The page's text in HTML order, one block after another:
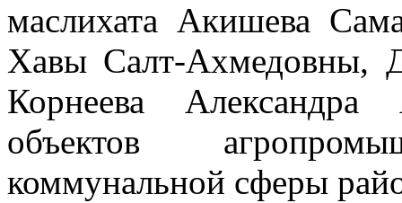
маслихата Акишева
Хавы Салт-Ахмедовны,
Корнеева Александра
объектов
коммунальной сферы